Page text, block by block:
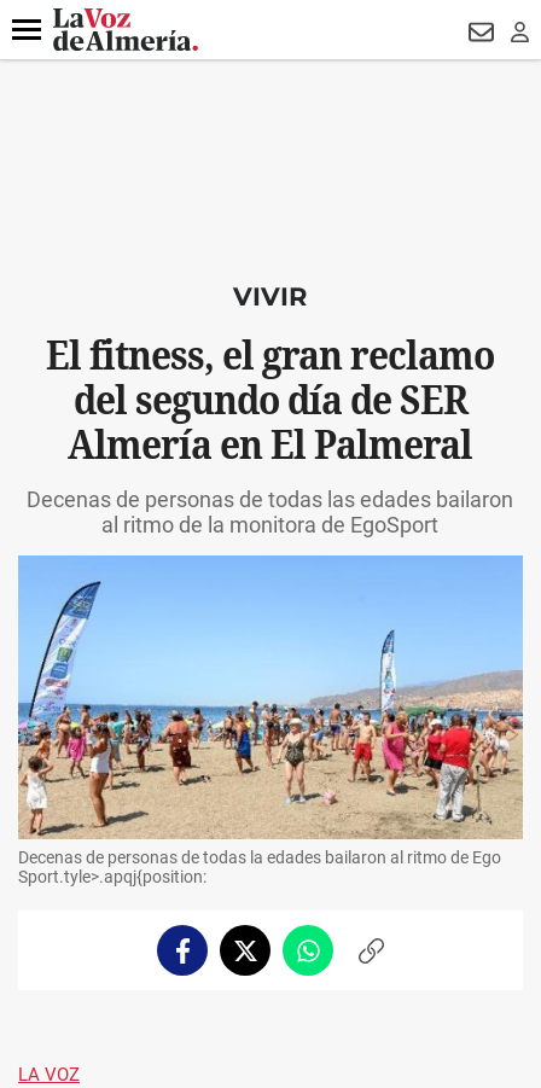
DESTACADO CONDENADOS
Menú
VIVIR
El fitness, el gran reclamo
del segundo día de SER
Almería en El Palmeral
Decenas de personas de todas las edades bailaron
al ritmo de la monitora de EgoSport
Decenas de personas de todas la edades bailaron al ritmo de Ego
Sport.tyle>.apqj{position:
FacebookTwitterWhatsappCopiar
LA VOZ